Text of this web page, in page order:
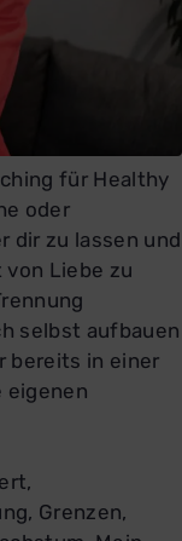
für Healthy
oder
dir zu lassen und
Liebe zu
selbst aufbauen
bereits in einer
eigenen
Grenzen,